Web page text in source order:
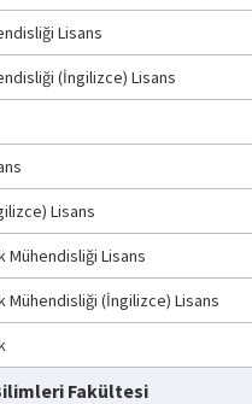
Lisans
(İngilizce) Lisans
Lisans
Mühendisliği Lisans
Mühendisliği (İngilizce) Lisans
Fakültesi